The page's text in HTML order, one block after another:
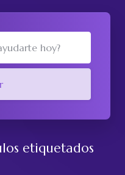
etiquetados